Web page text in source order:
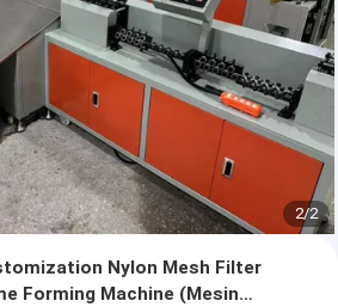
2/2
Nylon Mesh Filter
Forming Machine (Mesin